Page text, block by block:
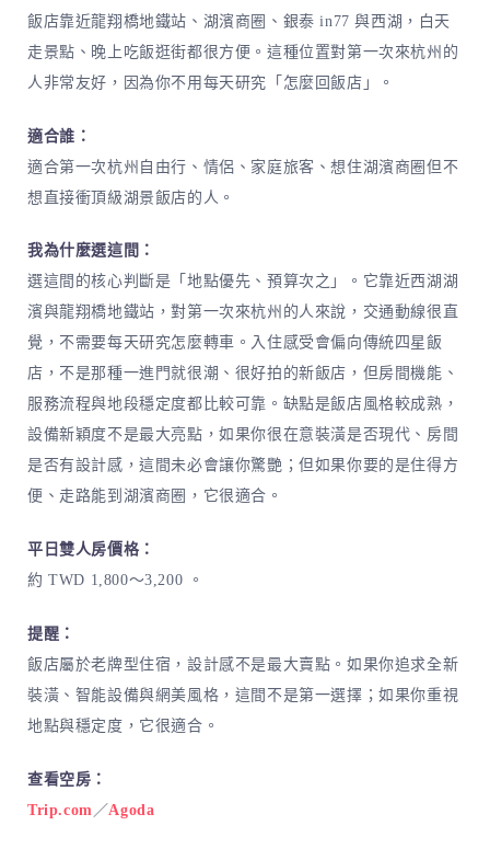
飯店靠近龍翔橋地鐵站、湖濱商圈、銀泰 in77 與西湖，白天
走景點、晚上吃飯逛街都很方便。這種位置對第一次來杭州的
人非常友好，因為你不用每天研究「怎麼回飯店」。
適合誰：
適合第一次杭州自由行、情侶、家庭旅客、想住湖濱商圈但不
想直接衝頂級湖景飯店的人。
我為什麼選這間：
選這間的核心判斷是「地點優先、預算次之」。它靠近西湖湖
濱與龍翔橋地鐵站，對第一次來杭州的人來說，交通動線很直
覺，不需要每天研究怎麼轉車。入住感受會偏向傳統四星飯
店，不是那種一進門就很潮、很好拍的新飯店，但房間機能、
服務流程與地段穩定度都比較可靠。缺點是飯店風格較成熟，
設備新穎度不是最大亮點，如果你很在意裝潢是否現代、房間
是否有設計感，這間未必會讓你驚艷；但如果你要的是住得方
便、走路能到湖濱商圈，它很適合。
平日雙人房價格：
約 TWD 1,800～3,200 。
提醒：
飯店屬於老牌型住宿，設計感不是最大賣點。如果你追求全新
裝潢、智能設備與網美風格，這間不是第一選擇；如果你重視
地點與穩定度，它很適合。
查看空房：
Trip.com ／Agoda